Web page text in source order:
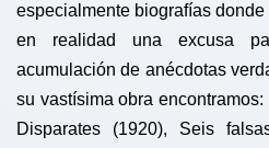
especialmente biografías
en realidad una excusa
acumulación de anécdotas
su vastísima obra
Disparates (1920), Seis